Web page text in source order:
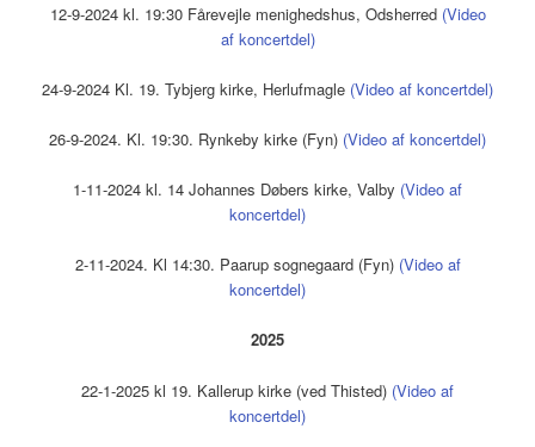
12-9-2024 kl. 19:30 Fårevejle menighedshus, Odsherred (Video
af koncertdel)
24-9-2024 Kl. 19. Tybjerg kirke, Herlufmagle (Video af koncertdel)
26-9-2024. Kl. 19:30. Rynkeby kirke (Fyn) (Video af koncertdel)
1-11-2024 kl. 14 Johannes Døbers kirke, Valby (Video af
koncertdel)
2-11-2024. Kl 14:30. Paarup sognegaard (Fyn) (Video af
koncertdel)
2025
22-1-2025 kl 19. Kallerup kirke (ved Thisted) (Video af
koncertdel)